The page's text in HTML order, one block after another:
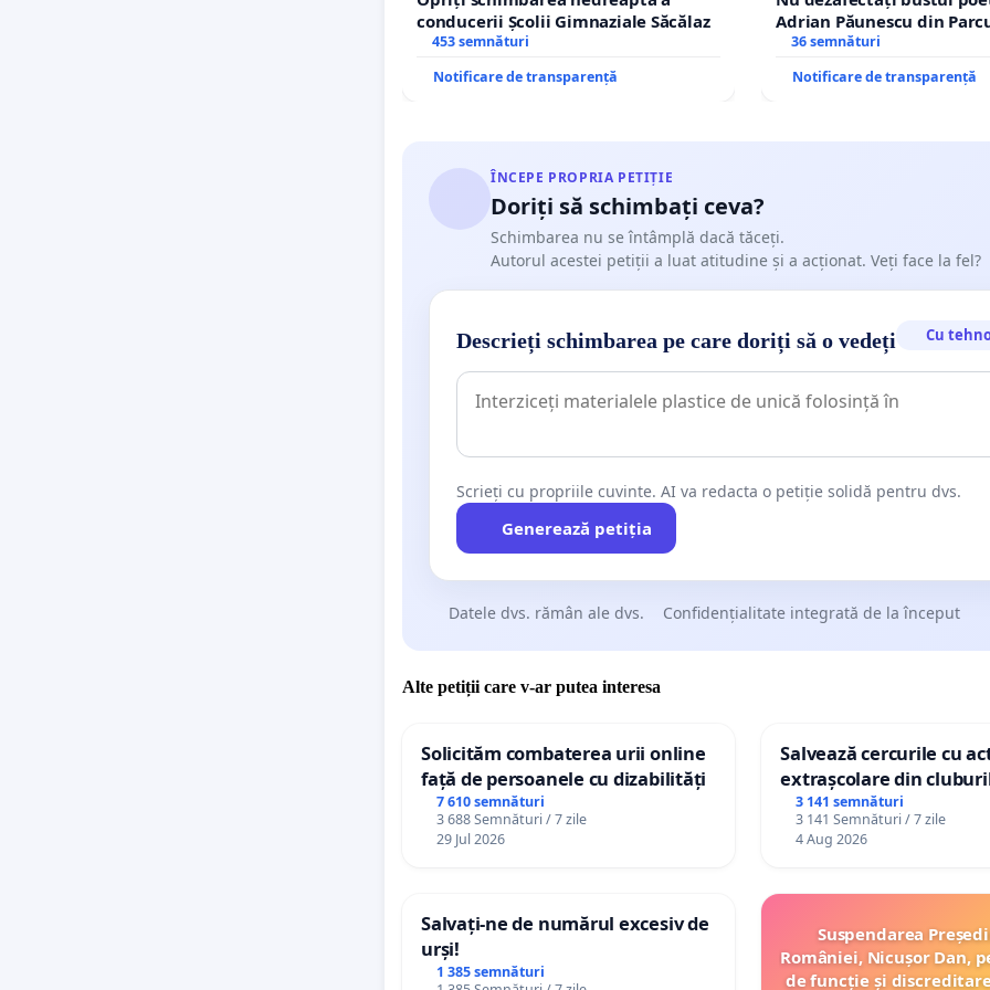
conducerii Școlii Gimnaziale Săcălaz
453 semnături
Notificare de transparență
Adrian Păunescu din
Icoanei! Stop cenzurii
36 semnături
Notificare de transparență
ÎNCEPE PROPRIA PETIȚIE
Doriți să schimbați ceva?
Schimbarea nu se întâmplă dacă tăceți.
Autorul acestei petiții a luat atitudine și a acționat. Veți face la fel?
Descrieți schimbarea pe care doriți să o vedeți Cu
Scrieți cu propriile cuvinte. AI va redacta o petiție solidă pentru dvs.
Generează petiția
Datele dvs. rămân ale dvs. Confidențialitate integrată de la început
Alte petiții care v-ar putea interesa
Solicităm combaterea urii online
față de persoanele cu dizabilități
7 610 semnături
3 688 Semnături / 7 zile
29 Jul 2026
Salvează cercurile cu
extrașcolare din
palatele copiilor
3 141 semnături
3 141 Semnături / 7 zile
4 Aug 2026
Salvați-ne de numărul excesiv de
urși!
1 385 semnături
Suspendarea
României, Nicușor Dan,
de funcție și